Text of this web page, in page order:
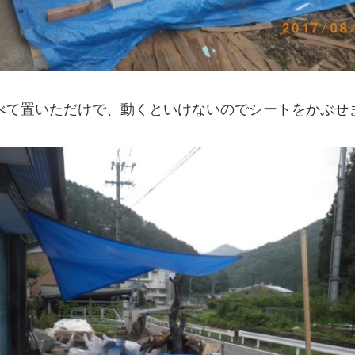
て置いただけで、動くといけないのでシートをかぶせ